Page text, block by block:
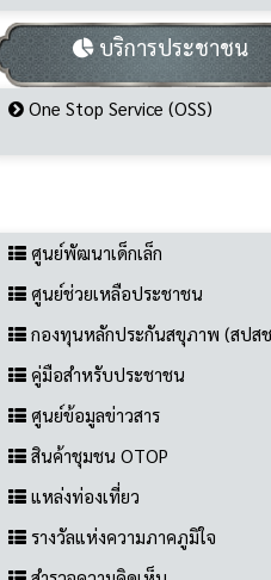
บริการประชาชน
One Stop Service (OSS)
ศูนย์พัฒนาเด็กเล็ก
ศูนย์ช่วยเหลือประชาชน
กองทุนหลักประกันสขุภาพ (สปส
คู่มือสำหรับประชาชน
ศูนย์ข้อมูลข่าวสาร
สินค้าชุมชน OTOP
แหล่งท่องเที่ยว
รางวัลแห่งความภาคภูมิใจ